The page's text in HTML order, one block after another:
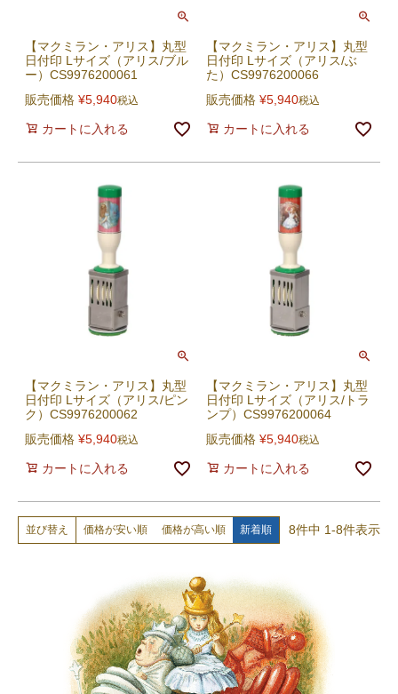
【マクミラン・アリス】丸型
日付印 Lサイズ（アリス/ブル
ー）CS9976200061
販売価格 ¥5,940税込
カートに入れる
【マクミラン・アリス】丸型
日付印 Lサイズ（アリス/ぶ
た）CS9976200066
販売価格 ¥5,940税込
カートに入れる
【マクミラン・アリス】丸型
日付印 Lサイズ（アリス/ピン
ク）CS9976200062
販売価格 ¥5,940税込
カートに入れる
【マクミラン・アリス】丸型
日付印 Lサイズ（アリス/トラ
ンプ）CS9976200064
販売価格 ¥5,940税込
カートに入れる
並び替え 価格が安い順 価格が高い順 新着順 8件中 1-8件表示